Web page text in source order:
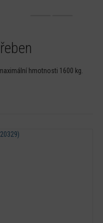
hmotnosti 1600 kg.